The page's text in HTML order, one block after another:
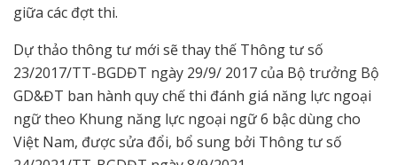
giữa các đợt thi.
Dự thảo thông tư mới sẽ thay thế Thông tư số
23/2017/TT-BGDĐT ngày 29/9/ 2017 của Bộ trưởng Bộ
GD&ĐT ban hành quy chế thi đánh giá năng lực ngoại
ngữ theo Khung năng lực ngoại ngữ 6 bậc dùng cho
Việt Nam, được sửa đổi, bổ sung bởi Thông tư số